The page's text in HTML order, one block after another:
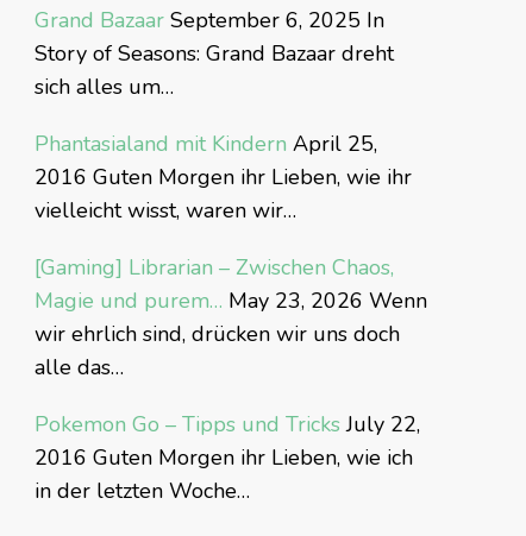
Grand BazaarSeptember 6, 2025 In
Story of Seasons: Grand Bazaar dreht
sich alles um…
Phantasialand mit Kindern April 25,
2016 Guten Morgen ihr Lieben, wie ihr
vielleicht wisst, waren wir…
[Gaming] Librarian – Zwischen Chaos,
Magie und purem… May 23, 2026 Wenn
wir ehrlich sind, drücken wir uns doch
alle das…
Pokemon Go – Tipps und Tricks July 22,
2016 Guten Morgen ihr Lieben, wie ich
in der letzten Woche…